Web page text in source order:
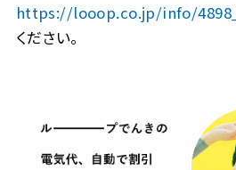
https://looop.co.jp/info/
ください。